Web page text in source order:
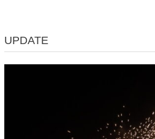
UPDATE